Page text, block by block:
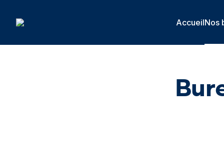
AccueilNos